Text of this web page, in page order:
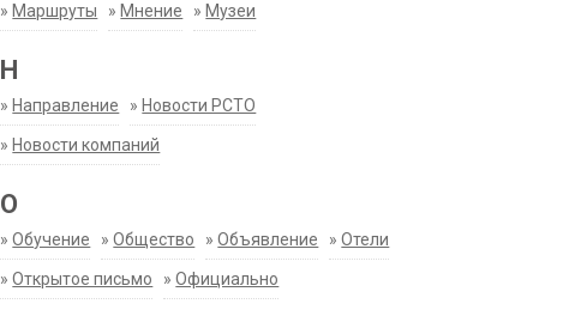
» Маршруты » Мнение » Музеи
Н
» Направление » Новости РСТО
» Новости компаний
О
»Обучение »Общество »Объявление »Отели
»Открытое письмо »Официально